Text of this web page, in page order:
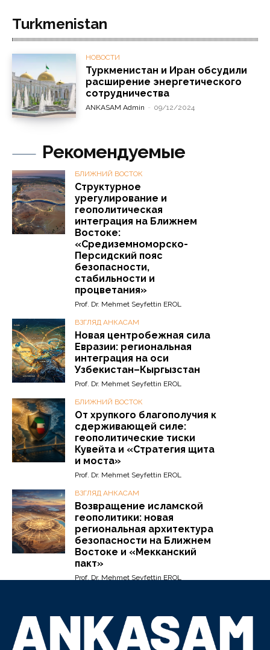
Turkmenistan
НОВОСТИ
Туркменистан и Иран обсудили
расширение энергетического
сотрудничества
ANKASAM Admin - 09/12/2024
Рекомендуемые
БЛИЖНИЙ ВОСТОК
Структурное
урегулирование и
геополитическая
интеграция на Ближнем
Востоке:
«Средиземноморско-
Персидский пояс
безопасности,
стабильности и
процветания»
Prof. Dr. Mehmet Seyfettin EROL
ВЗГЛЯД АНКАСАМ
Новая центробежная сила
Евразии: региональная
интеграция на оси
Узбекистан–Кыргызстан
Prof. Dr. Mehmet Seyfettin EROL
БЛИЖНИЙ ВОСТОК
От хрупкого благополучия к
сдерживающей силе:
геополитические тиски
Кувейта и «Стратегия щита
и моста»
Prof. Dr. Mehmet Seyfettin EROL
ВЗГЛЯД АНКАСАМ
Возвращение исламской
геополитики: новая
региональная архитектура
безопасности на Ближнем
Востоке и «Мекканский
пакт»
Prof. Dr. Mehmet Seyfettin EROL